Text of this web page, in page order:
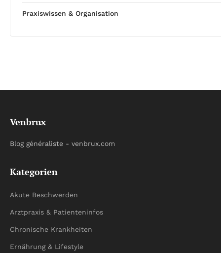
Praxiswissen & Organisation
Venbrux
Blog généraliste - venbrux.com
Kategorien
Akute Beschwerden
Arztpraxis & Patienteninfos
Chronische Krankheiten
Ernährung & Lifestyle